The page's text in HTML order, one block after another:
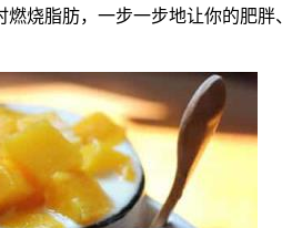
烧脂肪，一步一步地让你的肥胖、